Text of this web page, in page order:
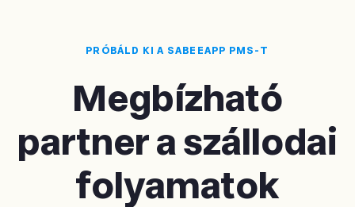
PRÓBÁLD KI A SABEEAPP PMS-T
Megbízható
partner a szállodai
folyamatok